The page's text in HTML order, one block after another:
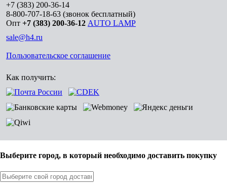
+7 (383) 200-36-14
8-800-707-18-63 (звонок бесплатный)
Опт +7 (383) 200-36-12 AUTO LAMP
sale@h4.ru
Пользовательское соглашение
Как получить:
Выберите город, в который необходимо доставить покупку